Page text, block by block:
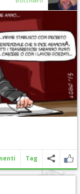
Tag